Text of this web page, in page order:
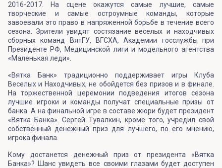
2016-2017. На сцене окажутся самые лучшие, самые
творческие и самые остроумные команды, которые
завоевали это право в напряженной борьбе в течение всего
сезона. Зрители увидят состязание веселых и находчивых
сборных команд ВятГУ, ВГСХА, Академии госслужбы при
Президенте РФ, Медицинской лиги и модельного агентства
«Маленькая леди».
«Вятка Банк» традиционно поддерживает игры Клуба
Веселых и Находчивых, не обойдется без призов и в финале.
На торжественной церемонии подведения итогов сезона
лучшие игроки и команды получат специальные призы от
банка. А на финальной игре в составе жюри будет президент
«Вятка Банка». Сергей Тувалкин, кроме того, учредил свой
собственный денежный приз для лучшего, по его мнению,
игрока финала.
Кому достанется денежный приз от президента «Вятка
Банка»? Шанс увидеть все своими глазами будет доступен